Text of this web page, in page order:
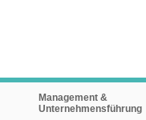
Management &
Unternehmensführung